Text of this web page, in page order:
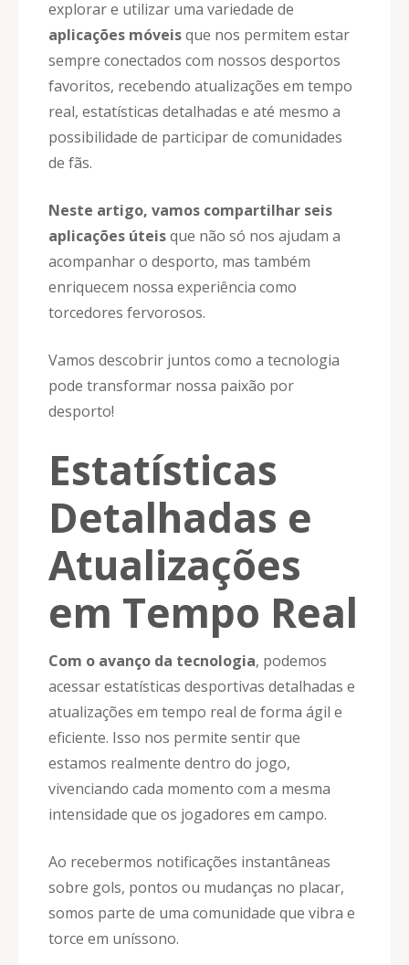
explorar e utilizar uma variedade de
aplicações móveisque nos permitem estar
sempre conectados com nossos desportos
favoritos, recebendo atualizações em tempo
real, estatísticas detalhadas e até mesmo a
possibilidade de participar de comunidades
de fãs.
Neste artigo, vamos compartilhar seis
aplicações úteisque não só nos ajudam a
acompanhar o desporto, mas também
enriquecem nossa experiência como
torcedores fervorosos.
Vamos descobrir juntos como a tecnologia
pode transformar nossa paixão por
desporto!
Estatísticas
Detalhadas e
Atualizações
em Tempo Real
Com o avanço da tecnologia, podemos
acessar estatísticas desportivas detalhadas e
atualizações em tempo real de forma ágil e
eficiente. Isso nos permite sentir que
estamos realmente dentro do jogo,
vivenciando cada momento com a mesma
intensidade que os jogadores em campo.
Ao recebermos notificações instantâneas
sobre gols, pontos ou mudanças no placar,
somos parte de uma comunidade que vibra e
torce em uníssono.